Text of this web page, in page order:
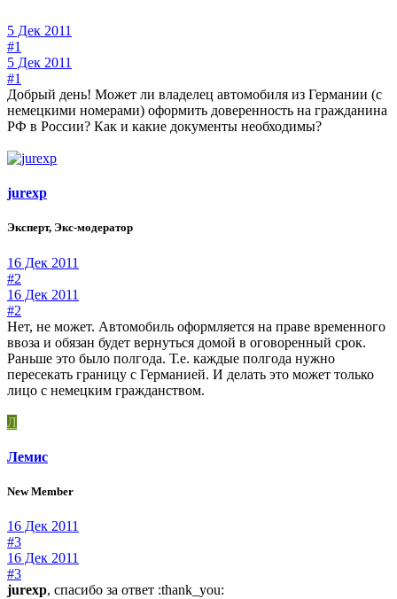
5 Дек 2011
#1
5 Дек 2011
#1
Добрый день! Может ли владелец автомобиля из Германии (с
немецкими номерами) оформить доверенность на гражданина
РФ в России? Как и какие документы необходимы?
jurexp
Эксперт, Экс-модератор
16 Дек 2011
#2
16 Дек 2011
#2
Нет, не может. Автомобиль оформляется на праве временного
ввоза и обязан будет вернуться домой в оговоренный срок.
Раньше это было полгода. Т.е. каждые полгода нужно
пересекать границу с Германией. И делать это может только
лицо с немецким гражданством.
Л
Лемис
New Member
16 Дек 2011
#3
16 Дек 2011
#3
jurexp, спасибо за ответ :thank_you: